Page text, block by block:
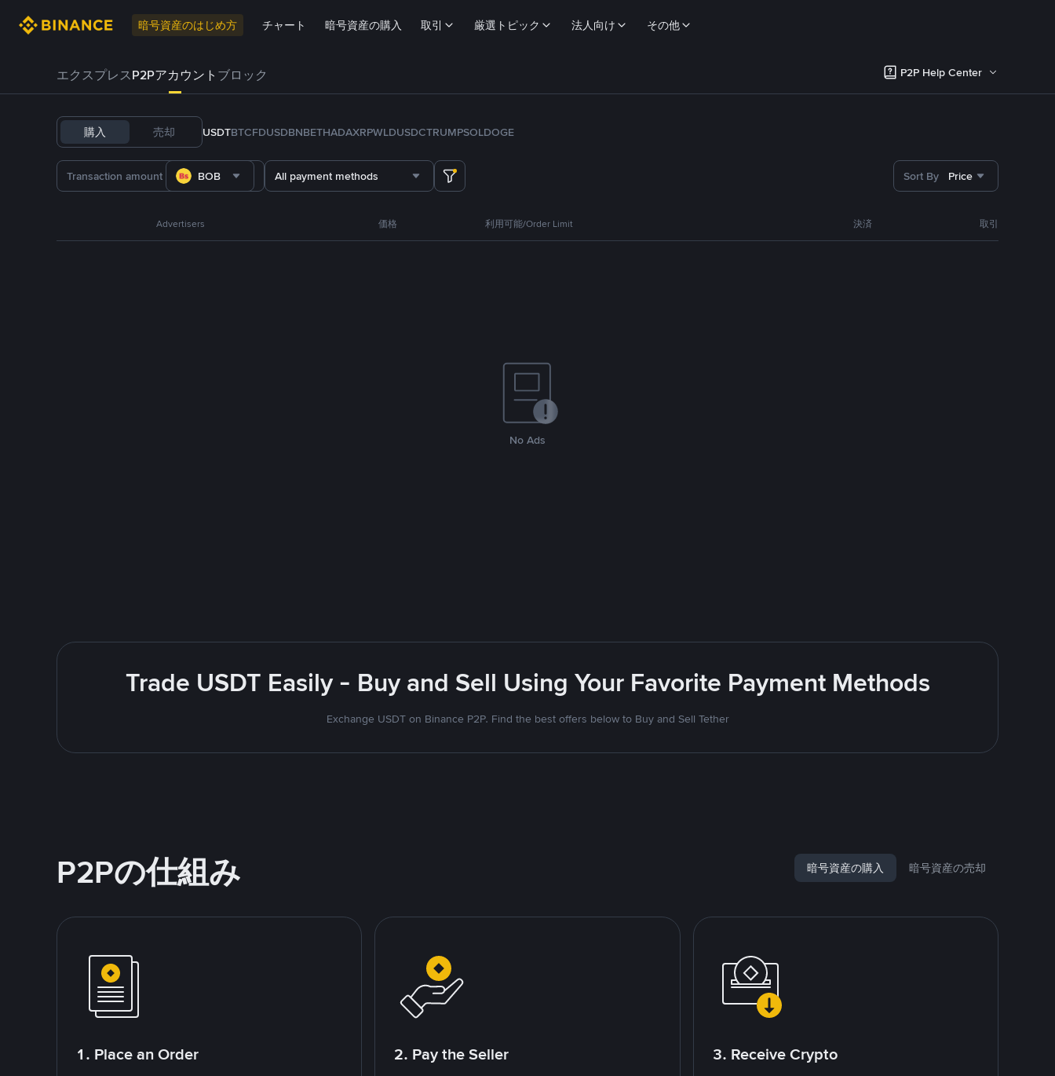
暗号資産のはじめ方 チャート 暗号資産の購入 取引 厳選トピック 法人向け その他
エクスプレスP2Pアカウント ブロック P2P Help Center
購入 売却 USDTBTCFDUSDBNBETHADAXRPWLDUSDCTRUMPSOLDOGE
BOB All payment methods Sort By Price
Advertisers 価格 利用可能/Order Limit 決済 取引
No Ads
Trade USDT Easily - Buy and Sell Using Your Favorite Payment Methods
Exchange USDT on Binance P2P. Find the best offers below to Buy and Sell Tether
P2Pの仕組み 暗号資産の購入 暗号資産の売却
1. Place an Order 2. Pay the Seller 3. Receive Crypto